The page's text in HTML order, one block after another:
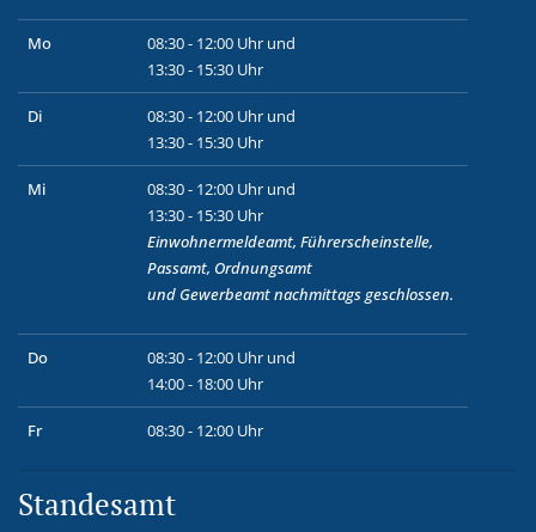
Mo
08:30 - 12:00 Uhr und
13:30 - 15:30 Uhr
Di
08:30 - 12:00 Uhr und
13:30 - 15:30 Uhr
Mi
08:30 - 12:00 Uhr und
13:30 - 15:30 Uhr
Einwohnermeldeamt, Führerscheinstelle,
Passamt, Ordnungsamt
und Gewerbeamtnachmittags geschlossen.
Do
08:30 - 12:00 Uhr und
14:00 - 18:00 Uhr
Fr 08:30 - 12:00 Uhr
Standesamt